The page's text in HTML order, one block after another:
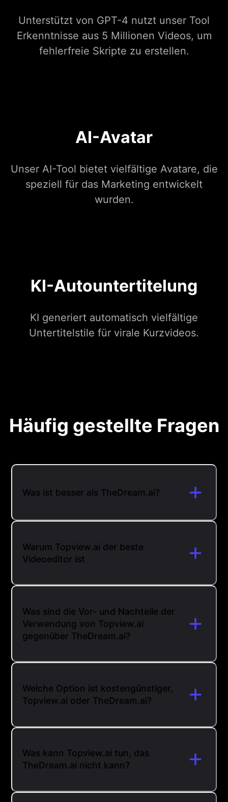
Unterstützt von GPT-4 nutzt unser Tool
Erkenntnisse aus 5 Millionen Videos, um
fehlerfreie Skripte zu erstellen.
AI-Avatar
Unser AI-Tool bietet vielfältige Avatare, die
speziell für das Marketing entwickelt
wurden.
KI-Autountertitelung
KI generiert automatisch vielfältige
Untertitelstile für virale Kurzvideos.
Häufig gestellte Fragen
Was ist besser als TheDream.ai?
Warum Topview.ai der beste
Videoeditor ist
Was sind die Vor- und Nachteile der
Verwendung von Topview.ai
gegenüber TheDream.ai?
Welche Option ist kostengünstiger,
Topview.ai oder TheDream.ai?
Was kann Topview.ai tun, das
TheDream.ai nicht kann?